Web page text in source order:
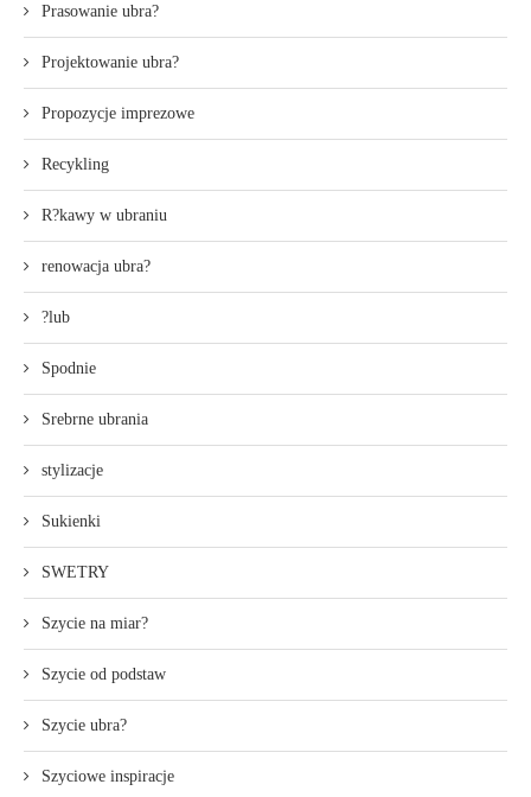
Prasowanie ubra?
Projektowanie ubra?
Propozycje imprezowe
Recykling
R?kawy w ubraniu
renowacja ubra?
?lub
Spodnie
Srebrne ubrania
stylizacje
Sukienki
SWETRY
Szycie na miar?
Szycie od podstaw
Szycie ubra?
Szyciowe inspiracje